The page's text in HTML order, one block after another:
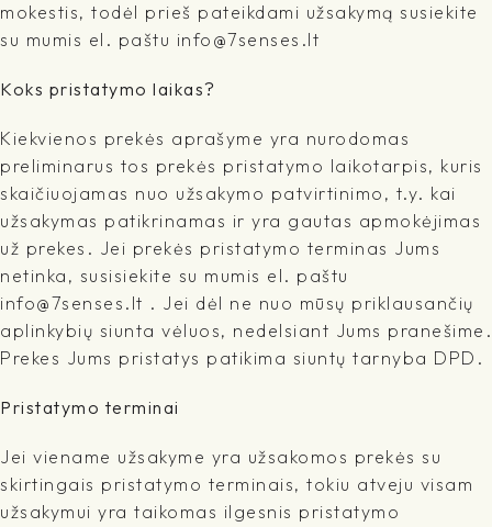
mokestis, todėl prieš pateikdami užsakymą susiekite
su mumis el. paštu info@7senses.lt
Koks pristatymo laikas?
Kiekvienos prekės aprašyme yra nurodomas
preliminarus tos prekės pristatymo laikotarpis, kuris
skaičiuojamas nuo užsakymo patvirtinimo, t.y. kai
užsakymas patikrinamas ir yra gautas apmokėjimas
už prekes. Jei prekės pristatymo terminas Jums
netinka, susisiekite su mumis el. paštu
info@7senses.lt . Jei dėl ne nuo mūsų priklausančių
aplinkybių siunta vėluos, nedelsiant Jums pranešime.
Prekes Jums pristatys patikima siuntų tarnyba DPD.
Pristatymo terminai
Jei viename užsakyme yra užsakomos prekės su
skirtingais pristatymo terminais, tokiu atveju visam
užsakymui yra taikomas ilgesnis pristatymo